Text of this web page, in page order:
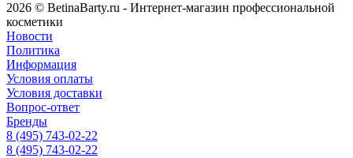
2026 © BetinaBarty.ru - Интернет-магазин профессиональной
косметики
Новости
Политика
Информация
Условия оплаты
Условия доставки
Вопрос-ответ
Бренды
8 (495) 743-02-22
8 (495) 743-02-22